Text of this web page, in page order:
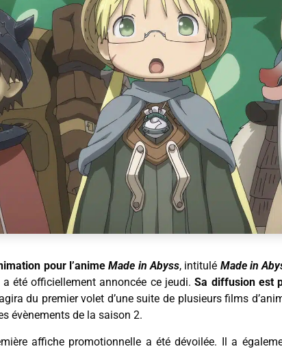
pour l’animeMade in Abyss, intitulé Made in
été officiellement annoncée ce jeudi.Sa diffusion est
du premier volet d’une suite de plusieurs films
évènements de la saison 2.
affiche promotionnelle a été dévoilée. Il a